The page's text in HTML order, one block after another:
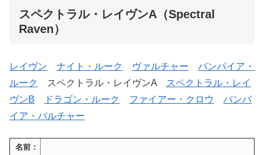
スペクトラル・レイヴンA（Spectral
Raven）
レイヴン ナイト・ルーク ヴァルチャー
バンパイア・
ルーク
スペクトラル・レイヴンA
スペクトラル・レイ
ヴンB
ドラゴン・ルーク ファイアー・クロウ
バンパ
イア・バルチャー
名前：